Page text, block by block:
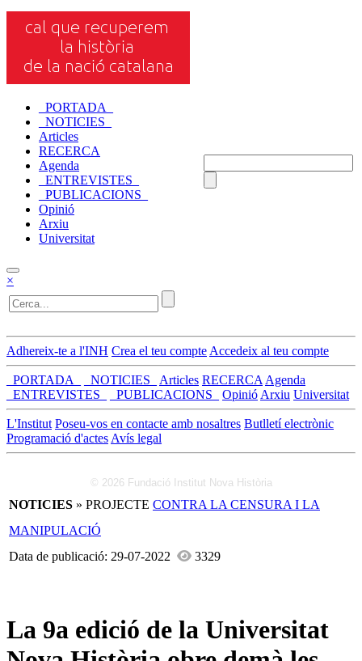
_PORTADA_
_NOTICIES_
Articles
RECERCA
Agenda
_ENTREVISTES_
_PUBLICACIONS_
Opinió
Arxiu
Universitat
×
Adhereix-te a l'INH Crea el teu compte Accedeix al teu compte
_PORTADA_ _NOTICIES_ Articles RECERCA Agenda
_ENTREVISTES_
_PUBLICACIONS_ Opinió Arxiu Universitat
L'Institut Poseu-vos en contacte amb nosaltres Butlletí electrònic
Programació d'actes Avís legal
© 2026 Fundació Institut Nova Història
NOTICIES » PROJECTE CONTRA LA CENSURA I LA
MANIPULACIÓ
Data de publicació: 29-07-2022
3329
La 9a edició de la Universitat